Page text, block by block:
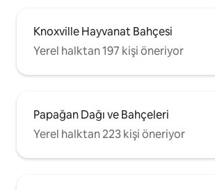
Knoxville Hayvanat Bahçesi
Yerel halktan 197 kişi öneriyor
Papağan Dağı ve Bahçeleri
Yerel halktan 223 kişi öneriyor